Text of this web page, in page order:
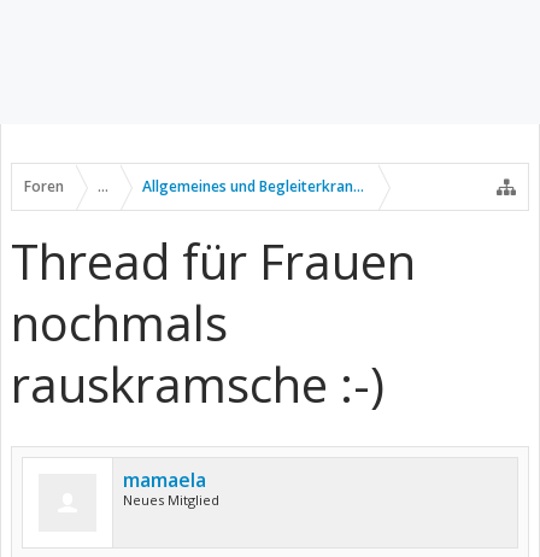
Foren ... Allgemeines und Begleiterkrankungen
Thread für Frauen
nochmals
rauskramsche :-)
mamaela
Neues Mitglied